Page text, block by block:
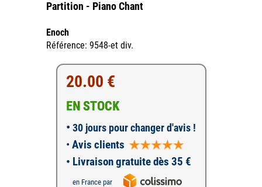
Partition - Piano Chant
Enoch
Référence: 9548-et div.
20.00 €
EN STOCK
• 30 jours pour changer d'avis !
• Avis clients
• Livraison gratuite dès 35 €
en France par